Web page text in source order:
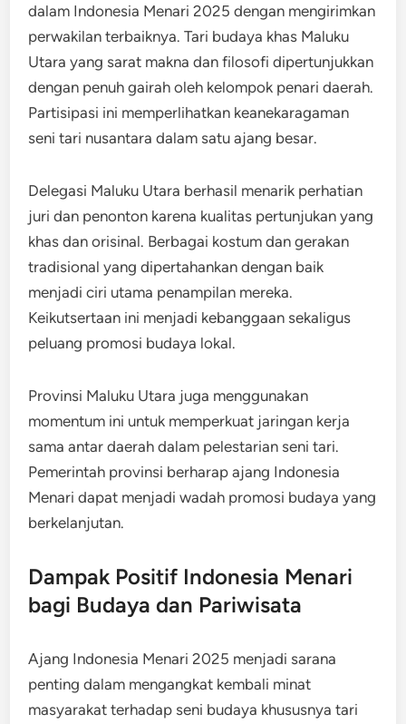
dalam Indonesia Menari 2025 dengan mengirimkan
perwakilan terbaiknya. Tari budaya khas Maluku
Utara yang sarat makna dan filosofi dipertunjukkan
dengan penuh gairah oleh kelompok penari daerah.
Partisipasi ini memperlihatkan keanekaragaman
seni tari nusantara dalam satu ajang besar.
Delegasi Maluku Utara berhasil menarik perhatian
juri dan penonton karena kualitas pertunjukan yang
khas dan orisinal. Berbagai kostum dan gerakan
tradisional yang dipertahankan dengan baik
menjadi ciri utama penampilan mereka.
Keikutsertaan ini menjadi kebanggaan sekaligus
peluang promosi budaya lokal.
Provinsi Maluku Utara juga menggunakan
momentum ini untuk memperkuat jaringan kerja
sama antar daerah dalam pelestarian seni tari.
Pemerintah provinsi berharap ajang Indonesia
Menari dapat menjadi wadah promosi budaya yang
berkelanjutan.
Dampak Positif Indonesia Menari
bagi Budaya dan Pariwisata
Ajang Indonesia Menari 2025 menjadi sarana
penting dalam mengangkat kembali minat
masyarakat terhadap seni budaya khususnya tari